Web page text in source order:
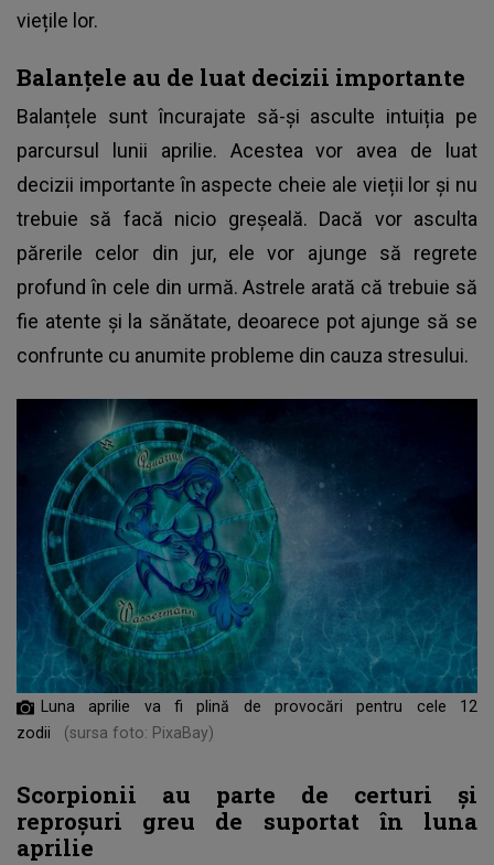
viețile lor.
Balanțele au de luat decizii importante
Balanțele sunt încurajate să-și asculte intuiția pe
parcursul lunii aprilie. Acestea vor avea de luat
decizii importante în aspecte cheie ale vieții lor și nu
trebuie să facă nicio greșeală. Dacă vor asculta
părerile celor din jur, ele vor ajunge să regrete
profund în cele din urmă. Astrele arată că trebuie să
fie atente și la sănătate, deoarece pot ajunge să se
confrunte cu anumite probleme din cauza stresului.
Luna aprilie va fi plină de provocări pentru cele 12
zodii
(sursa foto: PixaBay)
Scorpionii au parte de certuri și
reproșuri greu de suportat în luna
aprilie